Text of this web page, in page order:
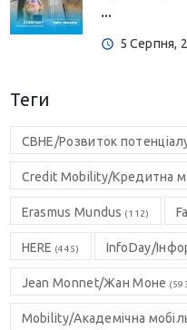
...
5 Серпня,
Теги
CBHE/Розвиток
Credit Mobility/Кредитна
Erasmus Mundus (112)
HERE (445) InfoDay/
Jean Monnet/Жан Моне
Mobility/Академічна